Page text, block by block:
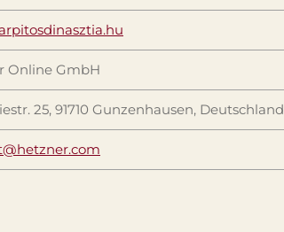
Online GmbH
25, 91710 Gunzenhausen, Deutschland